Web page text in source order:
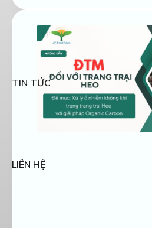
TIN TỨC
LIÊN HỆ
trọng: